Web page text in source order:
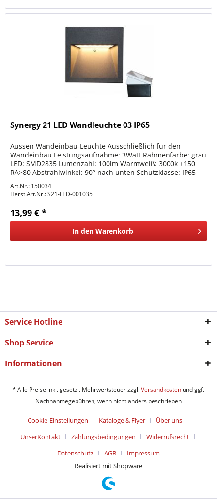
Synergy 21 LED Wandleuchte 03 IP65
Aussen Wandeinbau-Leuchte Ausschließlich für den
Wandeinbau Leistungsaufnahme: 3Watt Rahmenfarbe: grau
LED: SMD2835 Lumenzahl: 100lm Warmweiß: 3000k ±150
RA>80 Abstrahlwinkel: 90° nach unten Schutzklasse: IP65
Art.Nr.: 150034
Herst.Art.Nr.:S21-LED-001035
13,99 € *
In den Warenkorb
Service Hotline
Shop Service
Informationen
* Alle Preise inkl. gesetzl. Mehrwertsteuer zzgl.Versandkosten und ggf.
Nachnahmegebühren, wenn nicht anders beschrieben
Cookie-Einstellungen Kataloge & Flyer
Über uns
UnserKontakt
Zahlungsbedingungen
Widerrufsrecht
Datenschutz
AGB
Impressum
Realisiert mit Shopware